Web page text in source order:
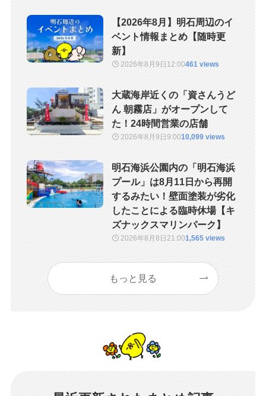
【2026年8月】明石周辺のイ
ベント情報まとめ【随時更
新】
2026年8月9日 12:00461 views
大蔵海岸近くの「資さんうど
ん 朝霧店」がオープンして
た！24時間営業の店舗
2026年8月9日9:0010,099 views
明石海浜公園内の「明石海浜
プール」は8月11日から再開
するみたい！壁面塗装が劣化
したことによる臨時休場【キ
ズナックスマリンパーク】
2026年8月8日21:001,565 views
もっと見る